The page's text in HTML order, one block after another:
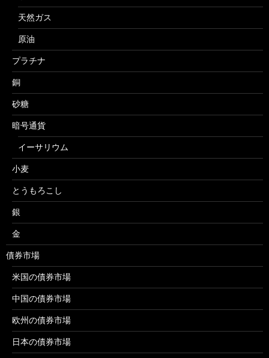
天然ガス
原油
プラチナ
銅
砂糖
暗号通貨
イーサリウム
小麦
とうもろこし
銀
金
債券市場
米国の債券市場
中国の債券市場
欧州の債券市場
日本の債券市場